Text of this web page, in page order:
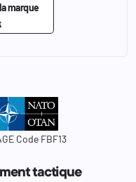
marque
Code FBF13
tactique